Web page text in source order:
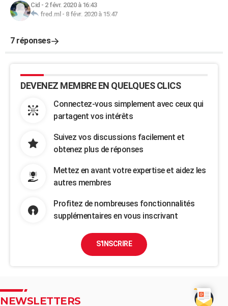
Cid - 2 févr. 2020 à 16:43
fred.ml - 8 févr. 2020 à 15:47
7 réponses
DEVENEZ MEMBRE EN QUELQUES CLICS
Connectez-vous simplement avec ceux qui
partagent vos intérêts
Suivez vos discussions facilement et
obtenez plus de réponses
Mettez en avant votre expertise et aidez les
autres membres
Profitez de nombreuses fonctionnalités
supplémentaires en vous inscrivant
S'INSCRIRE
NEWSLETTERS